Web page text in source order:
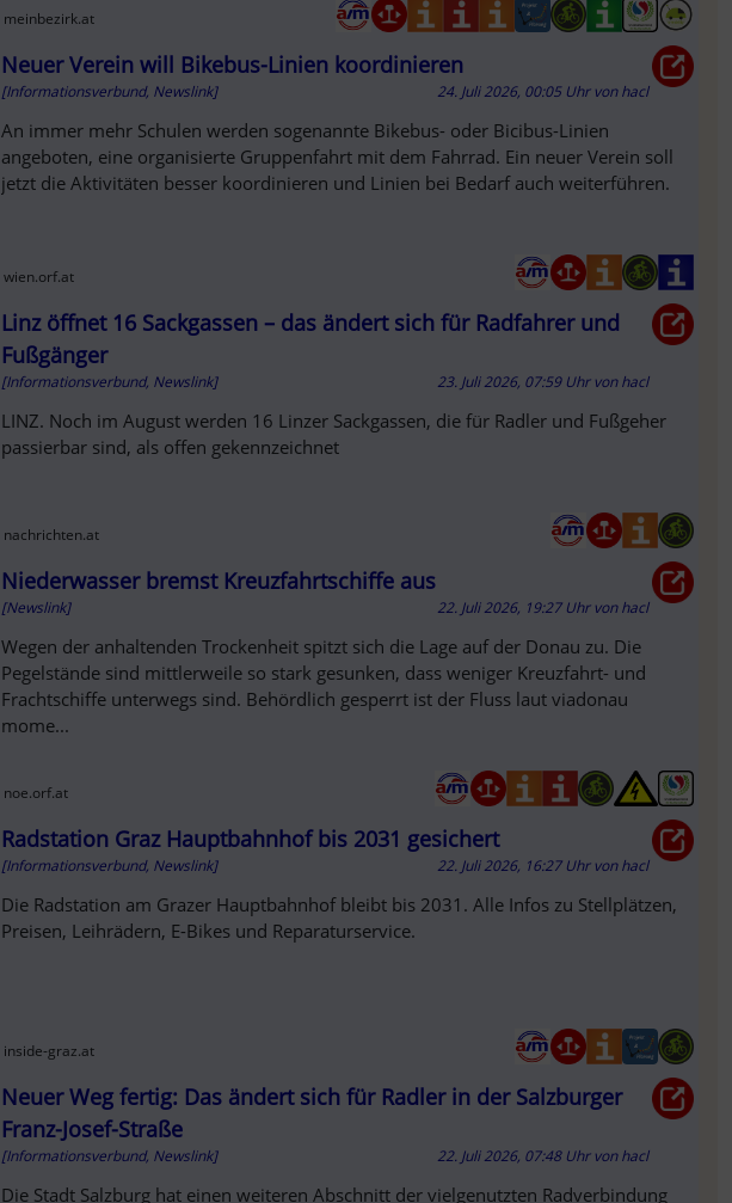
meinbezirk.at
Neuer Verein will Bikebus-Linien koordinieren
[Informationsverbund, Newslink] 24. Juli 2026, 00:05 Uhr vonhacl
An immer mehr Schulen werden sogenannte Bikebus- oder Bicibus-Linien
angeboten, eine organisierte Gruppenfahrt mit dem Fahrrad. Ein neuer Verein soll
jetzt die Aktivitäten besser koordinieren und Linien bei Bedarf auch weiterführen.
wien.orf.at
Linz öffnet 16 Sackgassen – das ändert sich für Radfahrer und
Fußgänger
[Informationsverbund, Newslink] 23. Juli 2026, 07:59 Uhr vonhacl
LINZ. Noch im August werden 16 Linzer Sackgassen, die für Radler und Fußgeher
passierbar sind, als offen gekennzeichnet
nachrichten.at
Niederwasser bremst Kreuzfahrtschiffe aus
[Newslink] 22. Juli 2026, 19:27 Uhr vonhacl
Wegen der anhaltenden Trockenheit spitzt sich die Lage auf der Donau zu. Die
Pegelstände sind mittlerweile so stark gesunken, dass weniger Kreuzfahrt- und
Frachtschiffe unterwegs sind. Behördlich gesperrt ist der Fluss laut viadonau
mome...
noe.orf.at
Radstation Graz Hauptbahnhof bis 2031 gesichert
[Informationsverbund, Newslink] 22. Juli 2026, 16:27 Uhr vonhacl
Die Radstation am Grazer Hauptbahnhof bleibt bis 2031. Alle Infos zu Stellplätzen,
Preisen, Leihrädern, E-Bikes und Reparaturservice.
inside-graz.at
Neuer Weg fertig: Das ändert sich für Radler in der Salzburger
Franz-Josef-Straße
[Informationsverbund, Newslink] 22. Juli 2026, 07:48 Uhr vonhacl
Die Stadt Salzburg hat einen weiteren Abschnitt der vielgenutzten Radverbindung